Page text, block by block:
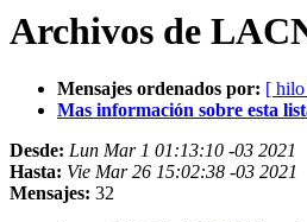
Archivos de
Mensajes ordenados por: [
Mas información sobre esta
Desde: Lun Mar 1 01:13:10 -03 2021
Hasta: Vie Mar 26 15:02:38 -03 2021
Mensajes: 32